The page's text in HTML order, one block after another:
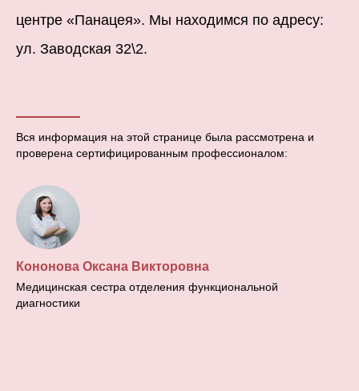
центре «Панацея». Мы находимся по адресу:
ул. Заводская 32\2.
Вся информация на этой странице была рассмотрена и
проверена сертифицированным профессионалом:
Кононова Оксана Викторовна
Медицинская сестра отделения функциональной
диагностики